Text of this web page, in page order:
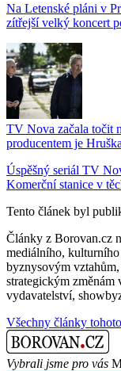
Na Letenské pláni v
zítřejší velký koncert
TV Nova začala točit
producentem je Hruška
Úspěšný seriál TV
Komerční stanice v
Tento článek byl
Články z Borovan.cz
mediálního,
byznysovým
strategickým změnám
vydavatelství,
Všechny články
Vybrali jsme pro vás